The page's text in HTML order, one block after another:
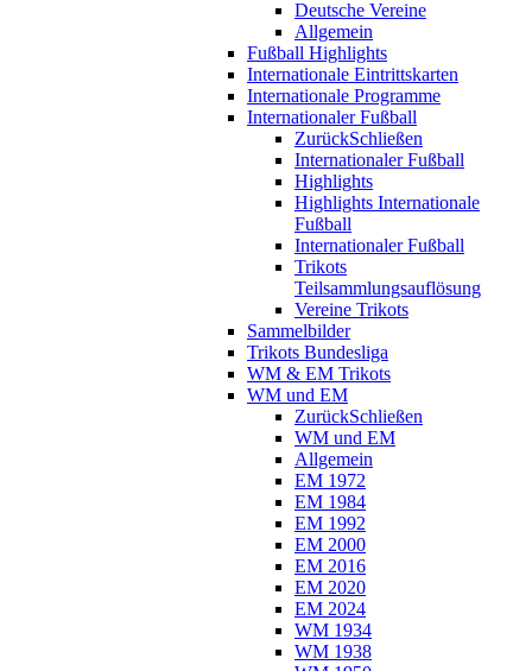
Deutsche Vereine
Allgemein
Fußball Highlights
Internationale Eintrittskarten
Internationale Programme
Internationaler Fußball
ZurückSchließen
Internationaler Fußball
Highlights
Highlights Internationale
Fußball
Internationaler Fußball
Trikots
Teilsammlungsauflösung
Vereine Trikots
Sammelbilder
Trikots Bundesliga
WM & EM Trikots
WM und EM
ZurückSchließen
WM und EM
Allgemein
EM 1972
EM 1984
EM 1992
EM 2000
EM 2016
EM 2020
EM 2024
WM 1934
WM 1938